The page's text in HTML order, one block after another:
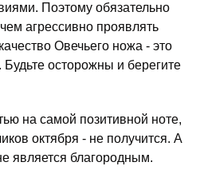
Поэтому обязательно
агрессивно проявлять
Овечьего ножа - это
Будьте осторожны и берегите
на самой позитивной ноте,
октября - не получится. А
является благородным.